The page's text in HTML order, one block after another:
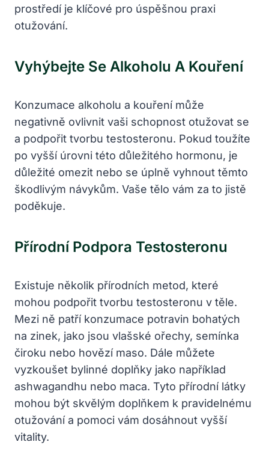
prostředí je ⁤klíčové pro⁢ úspěšnou praxi
otužování.
Vyhýbejte Se Alkoholu A Kouření
Konzumace alkoholu a kouření může
negativně ovlivnit vaši schopnost otužovat se
a ‌podpořit tvorbu testosteronu. ​Pokud toužíte
po ⁢vyšší​ úrovni této ‍důležitého hormonu, je
důležité omezit nebo se úplně vyhnout těmto
škodlivým návykům. Vaše tělo vám za to jistě
poděkuje.
Přírodní Podpora ⁢testosteronu
‌Existuje několik přírodních metod, které⁤
mohou podpořit tvorbu testosteronu v ⁣těle.‌
Mezi ně patří⁣ konzumace potravin bohatých
na zinek,⁣ jako ⁣jsou vlašské ořechy, semínka
čiroku nebo hovězí maso. Dále můžete
vyzkoušet bylinné doplňky jako například
ashwagandhu nebo maca. Tyto přírodní látky
mohou být skvělým doplňkem k pravidelnému
otužování a⁢ pomoci⁤ vám dosáhnout vyšší
vitality.